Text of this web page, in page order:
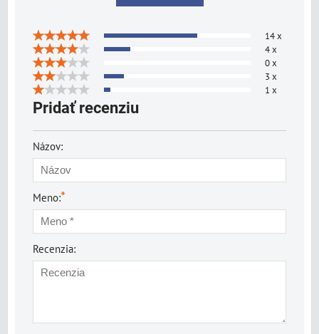
14 x
4 x
0 x
3 x
1 x
Pridať recenziu
Názov:
Meno:*
Recenzia: